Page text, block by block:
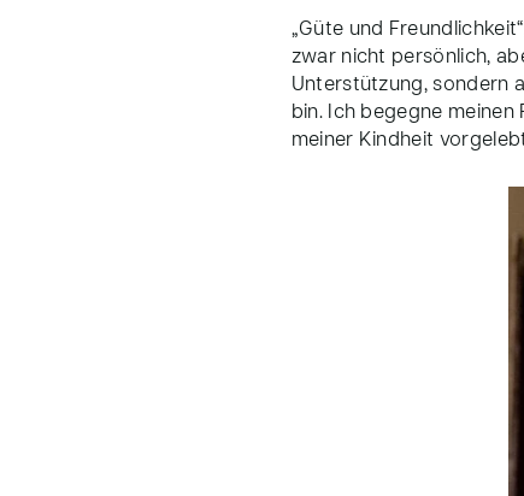
„Güte und
zwar nicht persönlich,
Unterstützung, sondern
bin. Ich begegne
meiner Kindheit